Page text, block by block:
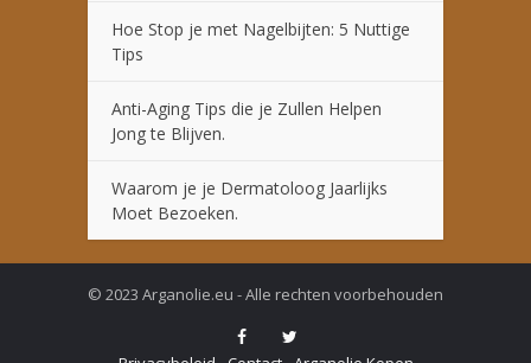
Hoe Stop je met Nagelbijten: 5 Nuttige
Tips
Anti-Aging Tips die je Zullen Helpen
Jong te Blijven.
Waarom je je Dermatoloog Jaarlijks
Moet Bezoeken.
© 2023 Arganolie.eu - Alle rechten voorbehouden